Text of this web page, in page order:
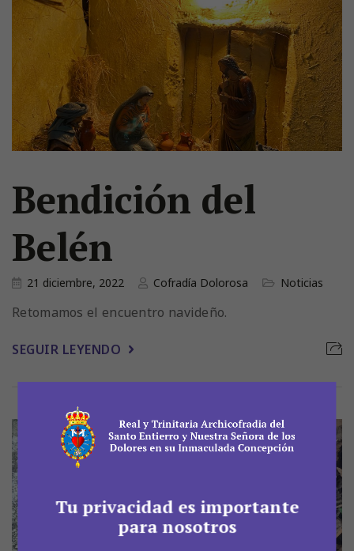
Bendición del
Belén
21 diciembre, 2022 Cofradía Dolorosa Noticias
Retomamos el encuentro navideño.
SEGUIR LEYENDO
Tu privacidad es importante
para nosotros